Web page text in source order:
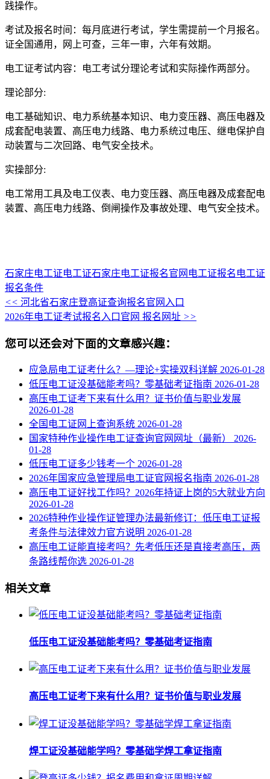
践操作。
考试及报名时间：每月底进行考试，学生需提前一个月报名。
证全国通用，网上可查，三年一审，六年有效期。
电工证考试内容：电工考试分理论考试和实际操作两部分。
理论部分:
电工基础知识、电力系统基本知识、电力变压器、高压电器及
成套配电装置、高压电力线路、电力系统过电压、继电保护自
动装置与二次回路、电气安全技术。
实操部分:
电工常用工具及电工仪表、电力变压器、高压电器及成套配电
装置、高压电力线路、倒闸操作及事故处理、电气安全技术。
石家庄电工证电工证石家庄电工证报名官网 电工证报名 电工证
报名条件
<< 河北省石家庄登高证查询报名官网入口
2026年电工证考试报名入口官网 报名网址 >>
您可以还会对下面的文章感兴趣：
应急局电工证考什么？—理论+实操双科详解 2026-01-28
低压电工证没基础能考吗？零基础考证指南 2026-01-28
高压电工证考下来有什么用？证书价值与职业发展
2026-01-28
全国电工证网上查询系统 2026-01-28
国家特种作业操作电工证查询官网网址（最新） 2026-
01-28
低压电工证多少钱考一个 2026-01-28
2026年国家应急管理局电工证官网报名指南 2026-01-28
高压电工证好找工作吗？2026年持证上岗的5大就业方向
2026-01-28
2026特种作业操作证管理办法最新修订：低压电工证报
考条件与法律效力官方说明 2026-01-28
高压电工证能直接考吗？先考低压还是直接考高压，两
条路线帮你选 2026-01-28
相关文章
低压电工证没基础能考吗？零基础考证指南
高压电工证考下来有什么用？证书价值与职业发展
焊工证没基础能学吗？零基础学焊工拿证指南